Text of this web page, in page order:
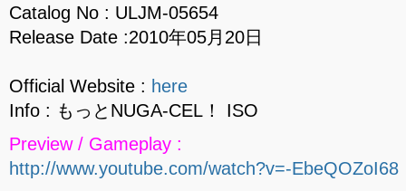
Catalog No : ULJM-05654
Release Date :2010年05月20日
Official Website : here
Info : もっとNUGA-CEL！ ISO
Preview / Gameplay :
http://www.youtube.com/watch?v=-EbeQOZoI68